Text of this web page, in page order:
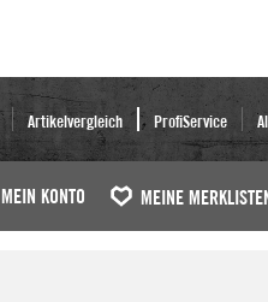
Artikelvergleich ProfiService
MEIN KONTO MEINE